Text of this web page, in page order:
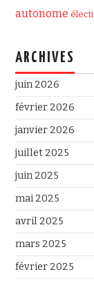
autonome
ARCHIVES
juin 2026
février 2026
janvier 2026
juillet 2025
juin 2025
mai 2025
avril 2025
mars 2025
février 2025